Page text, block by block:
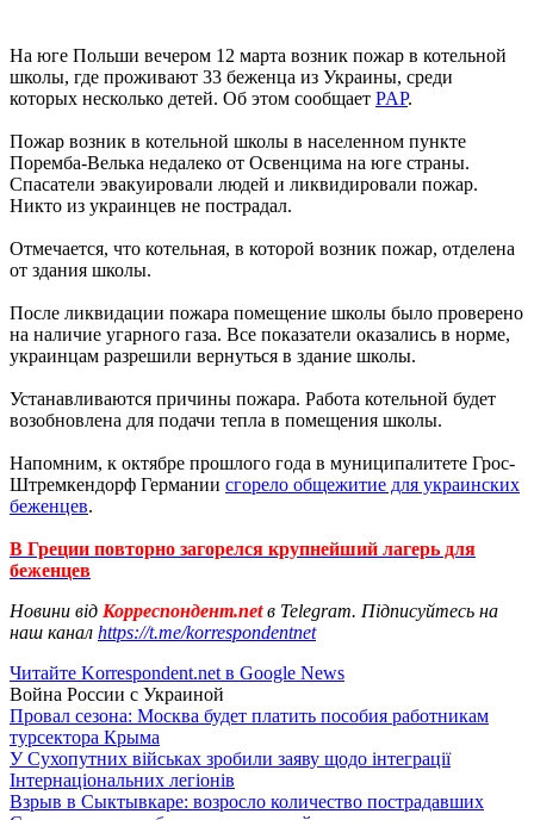
На юге Польши вечером 12 марта возник пожар в котельной
школы, где проживают 33 беженца из Украины, среди
которых несколько детей. Об этом сообщает PAP.
Пожар возник в котельной школы в населенном пункте
Поремба-Велька недалеко от Освенцима на юге страны.
Спасатели эвакуировали людей и ликвидировали пожар.
Никто из украинцев не пострадал.
Отмечается, что котельная, в которой возник пожар, отделена
от здания школы.
После ликвидации пожара помещение школы было проверено
на наличие угарного газа. Все показатели оказались в норме,
украинцам разрешили вернуться в здание школы.
Устанавливаются причины пожара. Работа котельной будет
возобновлена для подачи тепла в помещения школы.
Напомним, к октябре прошлого года в муниципалитете Грос-
Штремкендорф Германии сгорело общежитие для украинских
беженцев.
В Греции повторно загорелся крупнейший лагерь для
беженцев
Новини від Корреспондент.netв Telegram. Підписуйтесь на
наш канал https://t.me/korrespondentnet
Читайте Korrespondent.net в Google News
Война России с Украиной
Провал сезона: Москва будет платить пособия работникам
турсектора Крыма
У Сухопутних військах зробили заяву щодо інтеграції
Інтернаціональних легіонів
Взрыв в Сыктывкаре: возросло количество пострадавших